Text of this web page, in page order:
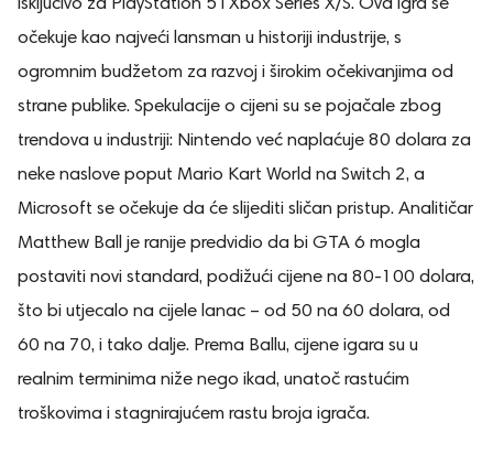
isključivo za PlayStation 5 i Xbox Series X/S. Ova igra se
očekuje kao najveći lansman u historiji industrije, s
ogromnim budžetom za razvoj i širokim očekivanjima od
strane publike. Spekulacije o cijeni su se pojačale zbog
trendova u industriji: Nintendo već naplaćuje 80 dolara za
neke naslove poput Mario Kart World na Switch 2, a
Microsoft se očekuje da će slijediti sličan pristup. Analitičar
Matthew Ball je ranije predvidio da bi GTA 6 mogla
postaviti novi standard, podižući cijene na 80-100 dolara,
što bi utjecalo na cijele lanac – od 50 na 60 dolara, od
60 na 70, i tako dalje. Prema Ballu, cijene igara su u
realnim terminima niže nego ikad, unatoč rastućim
troškovima i stagnirajućem rastu broja igrača.